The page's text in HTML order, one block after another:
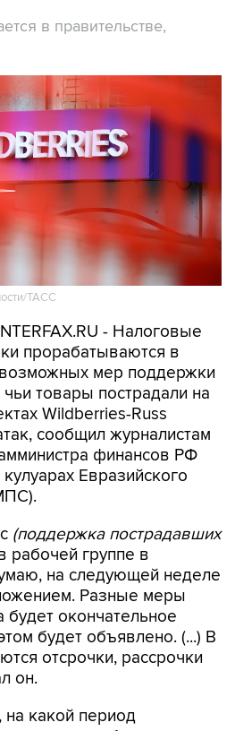
ТАСС
- Налоговые
мер поддержки
товары пострадали на
Wildberries-Russ
сообщил журналистам
финансов РФ
Евразийского
(поддержка пострадавших
на следующей неделе
Разные меры
будет окончательное
будет объявлено. (...) В
отсрочки, рассрочки
он.
какой период
пояснил, что рабочая